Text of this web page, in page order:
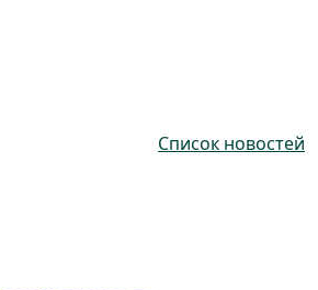
Список новостей